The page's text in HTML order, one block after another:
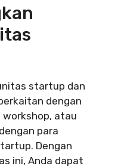
startup dan
dengan
workshop, atau
para
Dengan
ini, Anda dapat